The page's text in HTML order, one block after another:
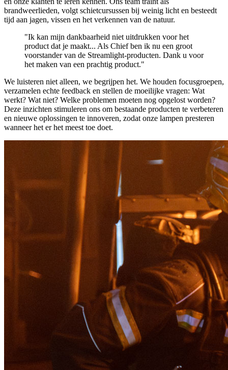
brandweerlieden, volgt schietcursussen bij weinig licht en besteedt
tijd aan jagen, vissen en het verkennen van de natuur.
"Ik kan mijn dankbaarheid niet uitdrukken voor het
product dat je maakt... Als Chief ben ik nu een groot
voorstander van de Streamlight-producten. Dank u voor
het maken van een prachtig product."
We luisteren niet alleen, we begrijpen het. We houden focusgroepen,
verzamelen echte feedback en stellen de moeilijke vragen: Wat
werkt? Wat niet? Welke problemen moeten nog opgelost worden?
Deze inzichten stimuleren ons om bestaande producten te verbeteren
en nieuwe oplossingen te innoveren, zodat onze lampen presteren
wanneer het er het meest toe doet.